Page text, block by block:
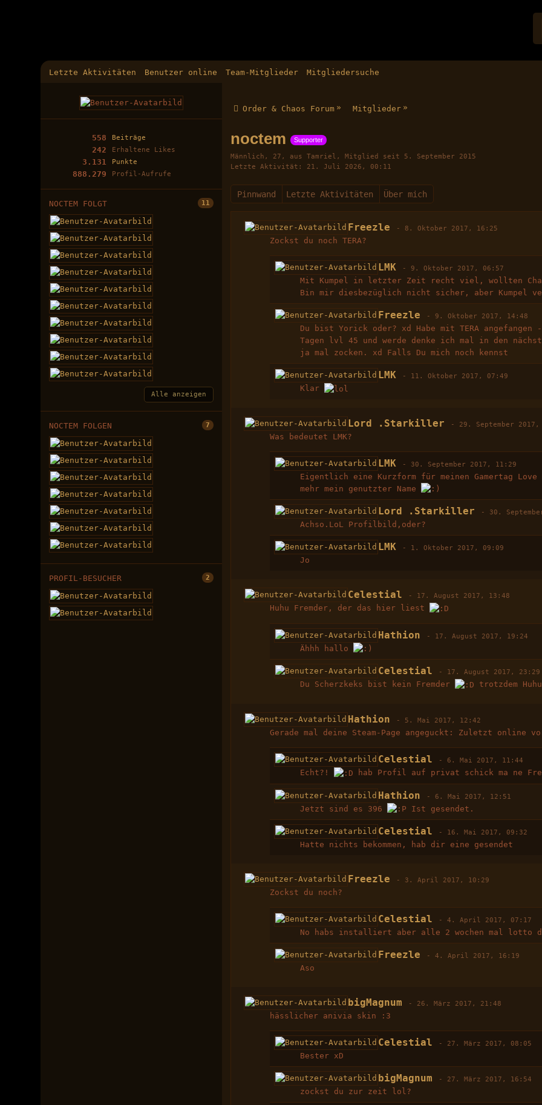
Letzte Aktivitäten Benutzer online Team-Mitglieder Mitgliedersuche
Beiträge
558
Erhaltene Likes
242
Punkte
3.131
Profil-Aufrufe
888.279
NOCTEM FOLGT 11
Alle anzeigen
NOCTEM FOLGEN 7
PROFIL-BESUCHER 2
Order & Chaos Forum » Mitglieder »
noctem Supporter
Männlich 27 aus Tamriel
Mitglied seit 5. September 2015
Letzte Aktivität
21. Juli 2026, 00:11
Pinnwand Letzte Aktivitäten Über mich
Freezle - 8. Oktober 2017, 16:25
Zockst du noch TERA?
LMK -9. Oktober 2017, 06:57
Mit Kumpel in letzter Zeit recht viel, wollten
Bin mir diesbezüglich nicht sicher, aber Kumpel
Freezle - 9. Oktober 2017, 14:48
Du bist Yorick oder? xd Habe mit TERA
Tagen lvl 45 und werde denke ich mal in den
ja mal zocken. xd Falls Du mich noch kennst
LMK - 11. Oktober 2017, 07:49
Klar
Lord .Starkiller - 29. September 2017,
Was bedeutet LMK?
LMK - 30. September 2017, 11:29
Eigentlich eine Kurzform für meinen Gamertag
mehr mein genutzter Name
Lord .Starkiller - 30.
Achso.LoL Profilbild,oder?
LMK - 1. Oktober 2017, 09:09
Jo
Celestial - 17. August 2017, 13:48
Huhu Fremder, der das hier liest
Hathion - 17. August 2017, 19:24
Ähhh hallo
Celestial - 17. August 2017, 23:29
Du Scherzkeks bist kein Fremder trotzdem Huhu
Hathion - 5. Mai 2017, 12:42
Gerade mal deine Steam-Page angeguckt: Zuletzt online
Celestial -6. Mai 2017, 11:44
Echt?! hab Profil auf privat schick ma ne
Hathion -6. Mai 2017, 12:51
Jetzt sind es 396 Ist gesendet.
Celestial - 16. Mai 2017, 09:32
Hatte nichts bekommen, hab dir eine gesendet
Freezle - 3. April 2017, 10:29
Zockst du noch?
Celestial -4. April 2017, 07:17
No habs installiert aber alle 2 wochen mal lotto
Freezle -4. April 2017, 16:19
Aso
bigMagnum - 26. März 2017, 21:48
hässlicher anivia skin :3
Celestial - 27. März 2017, 08:05
Bester xD
bigMagnum - 27. März 2017, 16:54
zockst du zur zeit lol?